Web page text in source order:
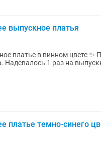
выпускное платья
✨ Продаю красивое корсетное платье
Надевалось 1 раз на
платье темно-синего